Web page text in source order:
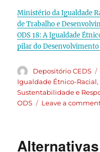
Ministério da Igualdade
de Trabalho e
ODS 18: A Igualdade
pilar do
Depositório CEDS
Igualdade Étnico-Racial,
Sustentabilidade e
ODS
Leave a